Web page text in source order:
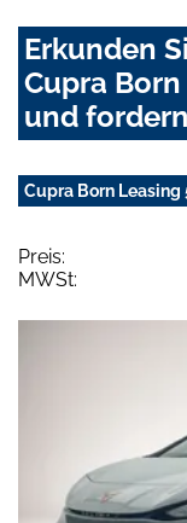
Erkunden
Cupra
und
Cupra Born Leasing
Preis:
MWSt: